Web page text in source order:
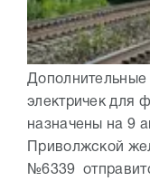
Дополнительные
электричек для
назначены на 9
Приволжской
№6339